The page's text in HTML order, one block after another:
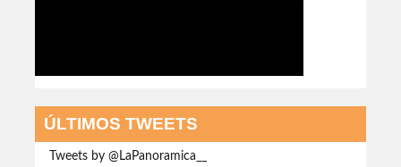
ÚLTIMOS TWEETS
Tweets by @LaPanoramica__